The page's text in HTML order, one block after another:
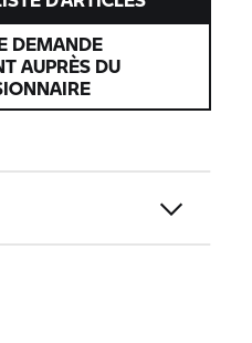
DEMANDE
AUPRÈS DU